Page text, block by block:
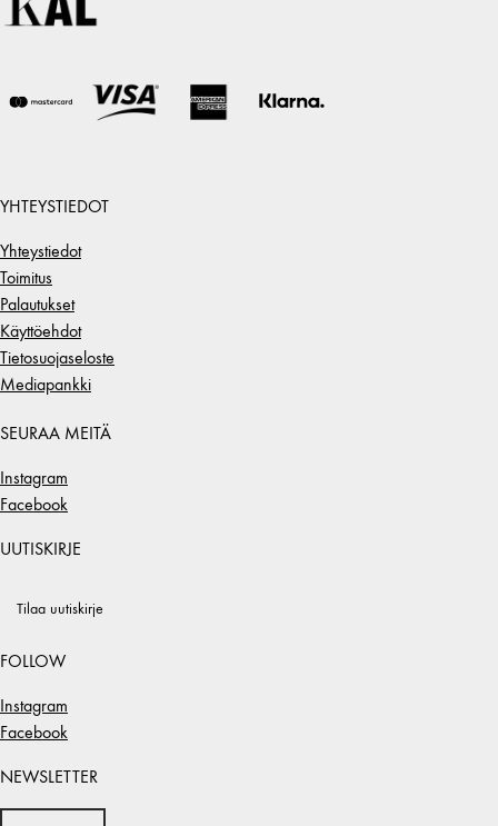
YHTEYSTIEDOT
Yhteystiedot
Toimitus
Palautukset
Käyttöehdot
Tietosuojaseloste
Mediapankki
SEURAA MEITÄ
Instagram
Facebook
UUTISKIRJE
Tilaa uutiskirje
FOLLOW
Instagram
Facebook
NEWSLETTER